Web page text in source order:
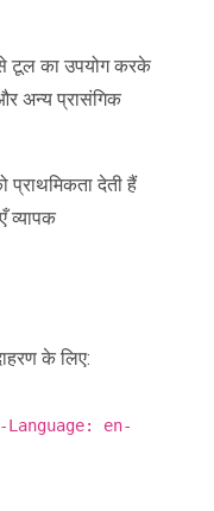
टूल का उपयोग करके
अन्य प्रासंगिक
प्राथमिकता देती हैं
व्यापक
के लिए:
en-